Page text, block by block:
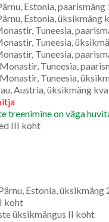
Estonia, paarismäng
Estonia,
Tuneesia,
Tuneesia,
Tuneesia,
Tuneesia,
Tuneesia,
Austria, üksikmäng
treenimine on väga
III koht
Estonia, üksikmäng
koht
üksikmängus II koht